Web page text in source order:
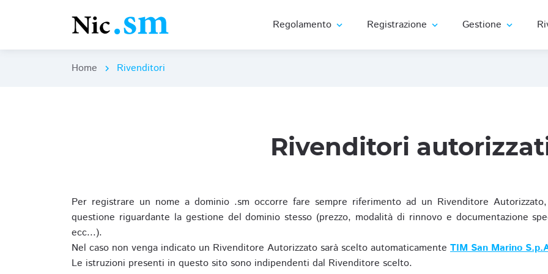
Regolamento expand_more Registrazione expand_more Gestione expand_more
Home chevron_right Rivenditori
Rivenditori
Per registrare un nome a dominio .sm occorre fare sempre riferimento ad un Rivenditore
questione riguardante la gestione del dominio stesso (prezzo, modalità di rinnovo e documentazione
ecc...).
Nel caso non venga indicato un Rivenditore Autorizzato sarà scelto automaticamente TIM San Marino
Le istruzioni presenti in questo sito sono indipendenti dal Rivenditore scelto.